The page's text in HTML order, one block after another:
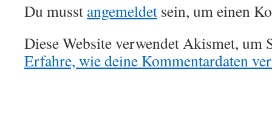
Du musst angemeldet sein, um einen
Diese Website verwendet Akismet, um
Erfahre, wie deine Kommentardaten